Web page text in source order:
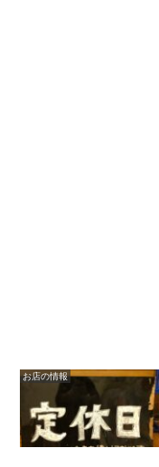
お店の情報